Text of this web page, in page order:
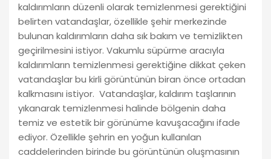
kaldırımların düzenli olarak temizlenmesi gerektiğini
belirten vatandaşlar, özellikle şehir merkezinde
bulunan kaldırımların daha sık bakım ve temizlikten
geçirilmesini istiyor. Vakumlu süpürme aracıyla
kaldırımların temizlenmesi gerektiğine dikkat çeken
vatandaşlar bu kirli görüntünün biran önce ortadan
kalkmasını istiyor. Vatandaşlar, kaldırım taşlarının
yıkanarak temizlenmesi halinde bölgenin daha
temiz ve estetik bir görünüme kavuşacağını ifade
ediyor. Özellikle şehrin en yoğun kullanılan
caddelerinden birinde bu görüntünün oluşmasının